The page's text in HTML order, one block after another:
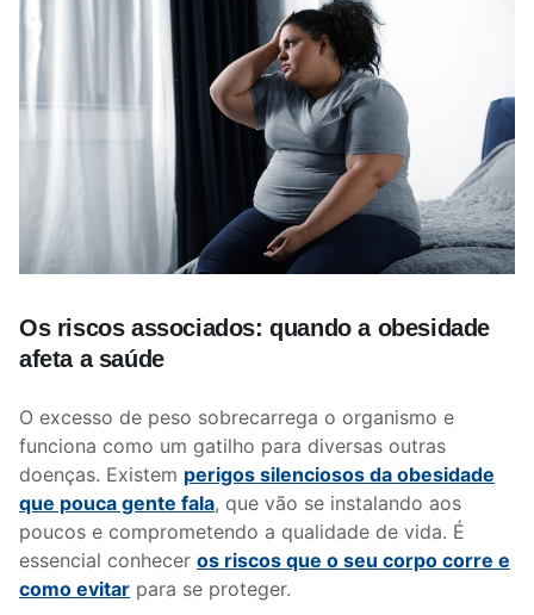
Os riscos associados: quando a obesidade
afeta a saúde
O excesso de peso sobrecarrega o organismo e
funciona como um gatilho para diversas outras
doenças. Existem perigos silenciosos da obesidade
que pouca gente fala, que vão se instalando aos
poucos e comprometendo a qualidade de vida. É
essencial conhecer os riscos que o seu corpo corre e
como evitar para se proteger.